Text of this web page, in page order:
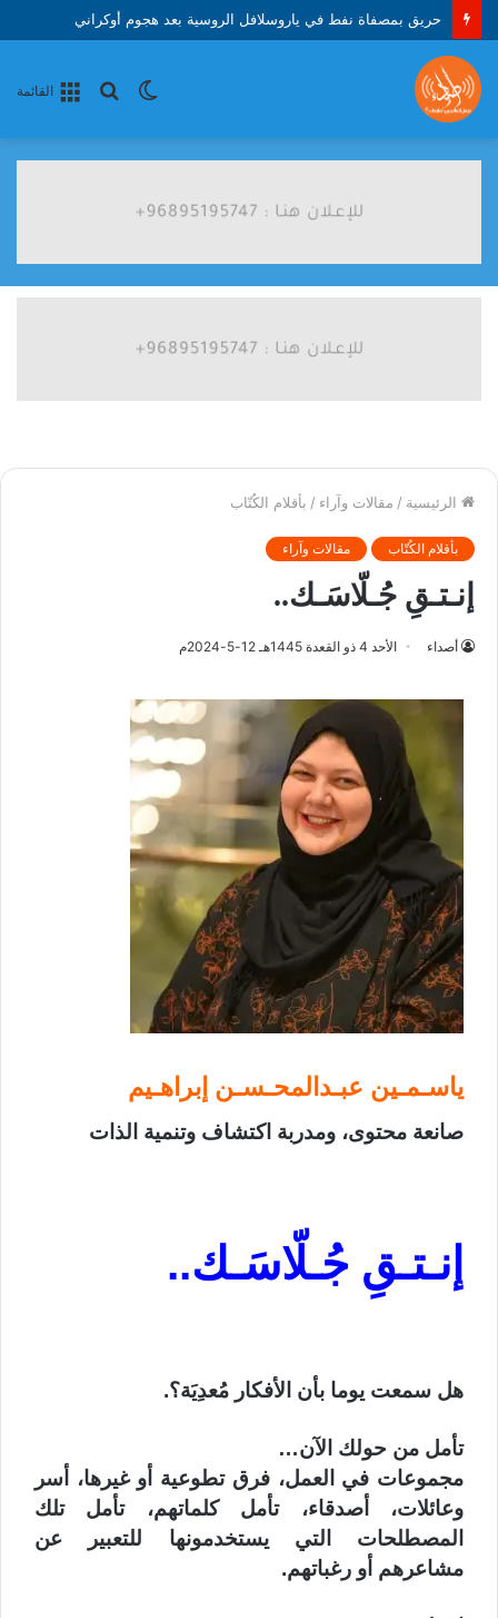
حريق بمصفاة نفط في ياروسلافل الروسية بعد هجوم أوكراني
القائمة
بحث الوضع
الرئيسية / مقالات وآراء / بأقلام الكُتّاب
بأقلام الكُتّاب مقالات وآراء
إنـتـقِ جُـلّاسَـك..
أصداء الأحد 4 ذو القعدة 1445هـ 12-5-2024م
ياسـمـين عبـدالمحـسـن إبراهـيم
صانعة محتوى، ومدربة اكتشاف وتنمية الذات
إنـتـقِ جُـلّاسَـك..
هل سمعت يوما بأن الأفكار مُعدِيَة؟.
تأمل من حولك الآن…
مجموعات في العمل، فرق تطوعية أو غيرها، أسر
وعائلات، أصدقاء، تأمل كلماتهم، تأمل تلك
المصطلحات التي يستخدمونها للتعبير عن
مشاعرهم أو رغباتهم.